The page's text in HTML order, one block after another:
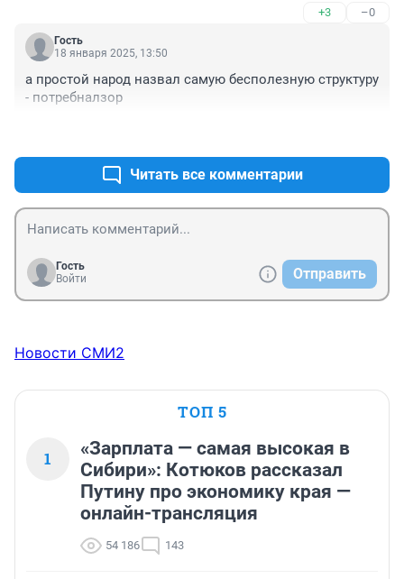
+3 –0
Гость
18 января 2025, 13:50
а простой народ назвал самую бесполезную структуру
- потребналзор
Читать все комментарии
Гость
Войти
Отправить
Новости СМИ2
ТОП 5
1
«Зарплата — самая высокая в
Сибири»: Котюков рассказал
Путину про экономику края —
онлайн-трансляция
54 186 143